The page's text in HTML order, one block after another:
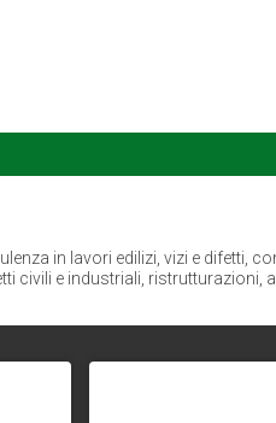
in lavori edilizi, vizi e difetti,
civili e industriali, ristrutturazioni,